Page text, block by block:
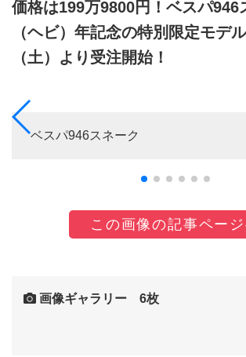
価格は199万9800円！ベスパ946
（ヘビ）年記念の特別限定モデ
（土）より受注開始！
ベスパ946スネーク
この画像の記事ペー
画像ギャラリー 6枚